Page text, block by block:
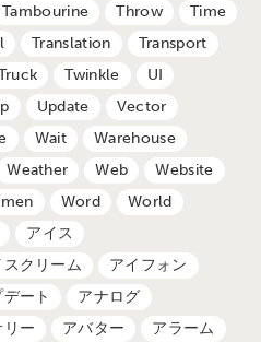
Tambourine Throw
Time
Translation
Transport
Twinkle
UI
Update
Vector
Wait
Warehouse
Weather Web
Website
Word
World
アイス
スクリーム
アイフォン
ート
アナログ
ー アバター アラーム